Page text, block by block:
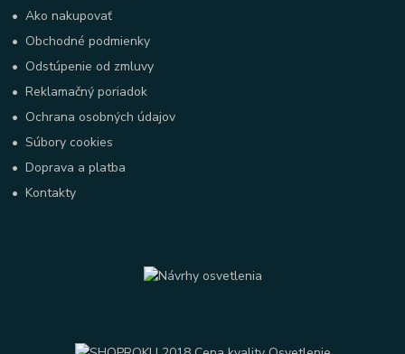
•Ako nakupovať
• Obchodné podmienky
• Odstúpenie od zmluvy
•Reklamačný poriadok
• Ochrana osobných údajov
•Súbory cookies
•Doprava a platba
•Kontakty